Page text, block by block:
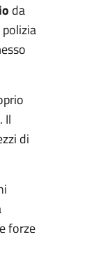
da
Il
di
forze